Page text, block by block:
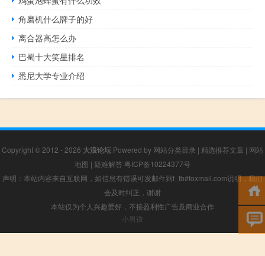
角磨机什么牌子的好
离合器高怎么办
巴蜀十大笑星排名
悉尼大学专业介绍
Copyright © 2012 - 2026 大浪论坛 Powered by 网站分类目录 | 精选推荐文章 | 网站
地图 | 疑难解答 粤ICP备10224377号
声明：本站内容来自互联网，如信息有错误可发邮件到f_fb#foxmail.com说明，我们
会及时纠正，谢谢
本站仅为个人兴趣爱好，不接盈利性广告及商业合作
小男孩